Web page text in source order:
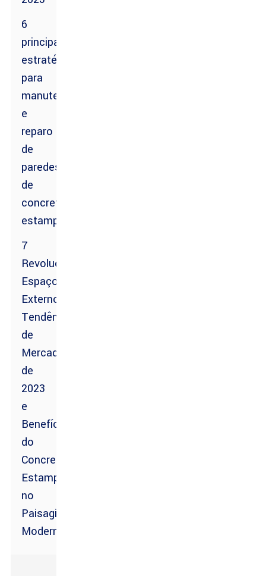
6
principais
estratégias
para
manutenção
e
reparo
de
paredes
de
concreto
estampado
7
Revolucionando
Espaços
Externos:
Tendências
de
Mercado
de
2023
e
Benefícios
do
Concreto
Estampado
no
Paisagismo
Moderno